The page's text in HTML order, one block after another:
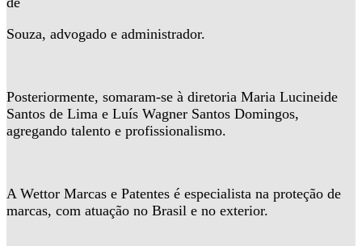
Souza, advogado e administrador.
Posteriormente, somaram-se à diretoria Maria Lucineide
Santos de Lima e Luís Wagner Santos Domingos,
agregando talento e profissionalismo.
A Wettor Marcas e Patentes é especialista na proteção de
marcas, com atuação no Brasil e no exterior.